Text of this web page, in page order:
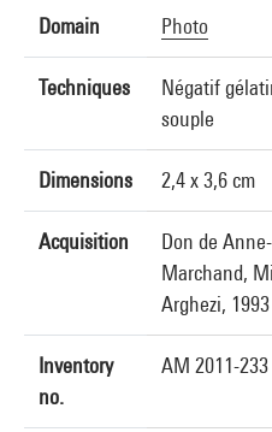
Domain Photo
Techniques
Négatif
souple
Dimensions 2,4 x 3,6 cm
Acquisition
Don de
Marchand,
Arghezi, 1993
Inventory
no.
AM 2011-233